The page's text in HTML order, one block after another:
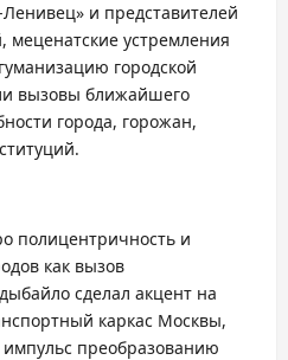
и представителей
меценатские устремления
городской
вызовы ближайшего
города, горожан,
полицентричность и
как вызов
сделал акцент на
каркас Москвы,
преобразованию